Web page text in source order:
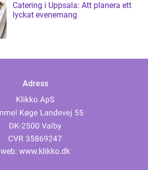
Catering i Uppsala: Att planera ett
lyckat evenemang
Adress
web: www.klikko.dk